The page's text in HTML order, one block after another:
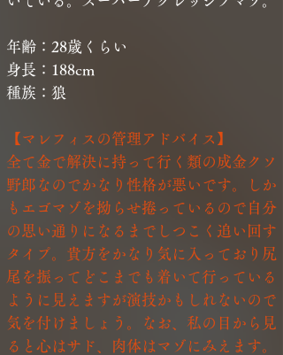
年齢：28歳くらい
身長：188cm
種族：狼
【マレフィスの管理アドバイス】
全て金で解決に持って行く類の成金クソ
野郎なのでかなり性格が悪いです。しか
もエゴマゾを拗らせ捲っているので自分
の思い通りになるまでしつこく追い回す
タイプ。貴方をかなり気に入っており尻
尾を振ってどこまでも着いて行っている
ように見えますが演技かもしれないので
気を付けましょう。なお、私の目から見
ると心はサド、肉体はマゾにみえます。